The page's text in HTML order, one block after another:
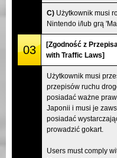
C) Użytkownik musi
Nintendo i/lub grą
03
[Zgodność z
with Traffic Laws]
Użytkownik musi
przepisów ruchu
posiadać ważne
Japonii i musi je
posiadać
prowadzić gokart.
Users must comply